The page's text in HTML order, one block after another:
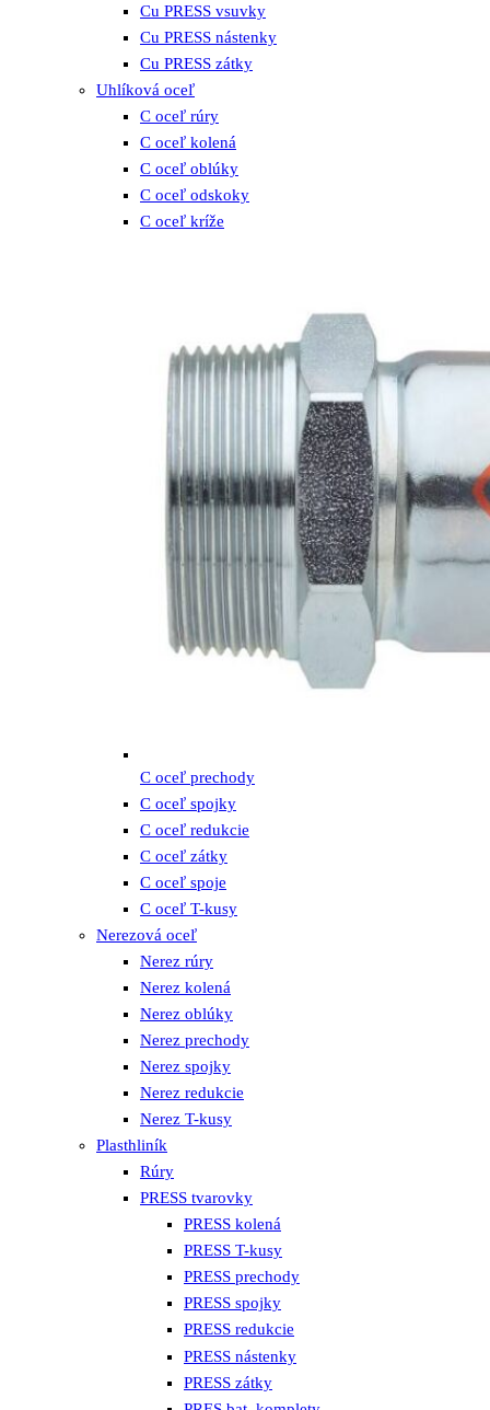
Cu PRESS vsuvky
Cu PRESS nástenky
Cu PRESS zátky
Uhlíková oceľ
C oceľ rúry
C oceľ kolená
C oceľ oblúky
C oceľ odskoky
C oceľ kríže
C oceľ prechody
C oceľ spojky
C oceľ redukcie
C oceľ zátky
C oceľ spoje
C oceľ T-kusy
Nerezová oceľ
Nerez rúry
Nerez kolená
Nerez oblúky
Nerez prechody
Nerez spojky
Nerez redukcie
Nerez T-kusy
Plasthliník
Rúry
PRESS tvarovky
PRESS kolená
PRESS T-kusy
PRESS prechody
PRESS spojky
PRESS redukcie
PRESS nástenky
PRESS zátky